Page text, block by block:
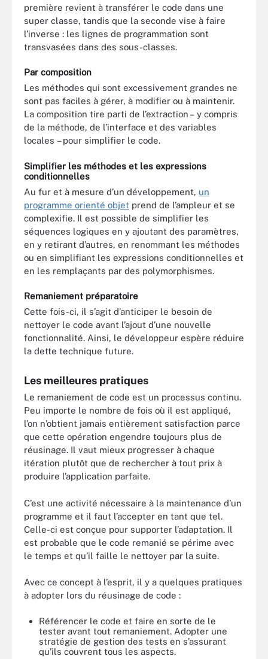
première revient à transférer le code dans une
super classe, tandis que la seconde vise à faire
l’inverse : les lignes de programmation sont
transvasées dans des sous-classes.
Par composition
Les méthodes qui sont excessivement grandes ne
sont pas faciles à gérer, à modifier ou à maintenir.
La composition tire parti de l’extraction – y compris
de la méthode, de l’interface et des variables
locales – pour simplifier le code.
Simplifier les méthodes et les expressions
conditionnelles
Au fur et à mesure d’un développement, un
programme orienté objet prend de l’ampleur et se
complexifie. Il est possible de simplifier les
séquences logiques en y ajoutant des paramètres,
en y retirant d’autres, en renommant les méthodes
ou en simplifiant les expressions conditionnelles et
en les remplaçants par des polymorphismes.
Remaniement préparatoire
Cette fois-ci, il s’agit d’anticiper le besoin de
nettoyer le code avant l’ajout d’une nouvelle
fonctionnalité. Ainsi, le développeur espère réduire
la dette technique future.
Les meilleures pratiques
Le remaniement de code est un processus continu.
Peu importe le nombre de fois où il est appliqué,
l’on n’obtient jamais entièrement satisfaction parce
que cette opération engendre toujours plus de
réusinage. Il vaut mieux progresser à chaque
itération plutôt que de rechercher à tout prix à
produire l’application parfaite.
C’est une activité nécessaire à la maintenance d’un
programme et il faut l’accepter en tant que tel.
Celle-ci est conçue pour supporter l’adaptation. Il
est probable que le code remanié se périme avec
le temps et qu’il faille le nettoyer par la suite.
Avec ce concept à l’esprit, il y a quelques pratiques
à adopter lors du réusinage de code :
Référencer le code et faire en sorte de le
tester avant tout remaniement. Adopter une
stratégie de gestion des tests en s’assurant
qu’ils couvrent tous les aspects.